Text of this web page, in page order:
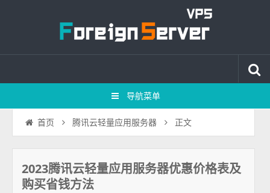
导航菜单
首页 腾讯云轻量应用服务器 正文
2023腾讯云轻量应用服务器优惠价格表及
购买省钱方法